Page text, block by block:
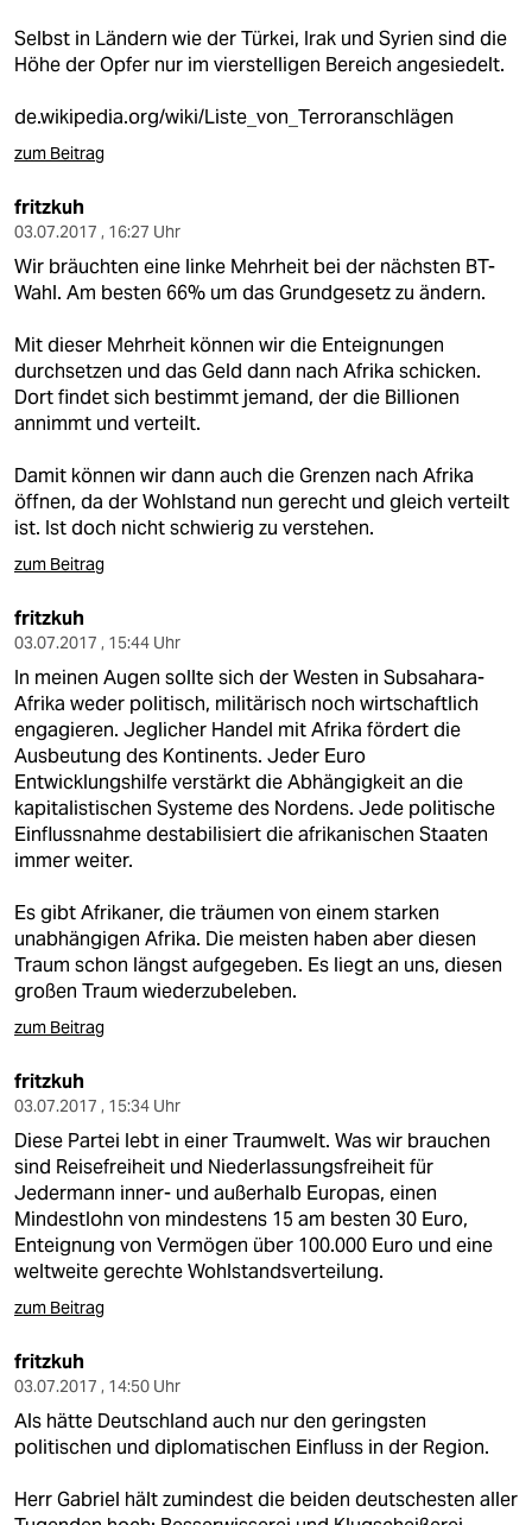
Selbst in Ländern wie der Türkei, Irak und Syrien sind die
Höhe der Opfer nur im vierstelligen Bereich angesiedelt.
de.wikipedia.org/wiki/Liste_von_Terroranschlägen
zum Beitrag
fritzkuh
03.07.2017 , 16:27 Uhr
Wir bräuchten eine linke Mehrheit bei der nächsten BT-
Wahl. Am besten 66% um das Grundgesetz zu ändern.
Mit dieser Mehrheit können wir die Enteignungen
durchsetzen und das Geld dann nach Afrika schicken.
Dort findet sich bestimmt jemand, der die Billionen
annimmt und verteilt.
Damit können wir dann auch die Grenzen nach Afrika
öffnen, da der Wohlstand nun gerecht und gleich verteilt
ist. Ist doch nicht schwierig zu verstehen.
zum Beitrag
fritzkuh
03.07.2017 , 15:44 Uhr
In meinen Augen sollte sich der Westen in Subsahara-
Afrika weder politisch, militärisch noch wirtschaftlich
engagieren. Jeglicher Handel mit Afrika fördert die
Ausbeutung des Kontinents. Jeder Euro
Entwicklungshilfe verstärkt die Abhängigkeit an die
kapitalistischen Systeme des Nordens. Jede politische
Einflussnahme destabilisiert die afrikanischen Staaten
immer weiter.
Es gibt Afrikaner, die träumen von einem starken
unabhängigen Afrika. Die meisten haben aber diesen
Traum schon längst aufgegeben. Es liegt an uns, diesen
großen Traum wiederzubeleben.
zum Beitrag
fritzkuh
03.07.2017 , 15:34 Uhr
Diese Partei lebt in einer Traumwelt. Was wir brauchen
sind Reisefreiheit und Niederlassungsfreiheit für
Jedermann inner- und außerhalb Europas, einen
Mindestlohn von mindestens 15 am besten 30 Euro,
Enteignung von Vermögen über 100.000 Euro und eine
weltweite gerechte Wohlstandsverteilung.
zum Beitrag
fritzkuh
03.07.2017 , 14:50 Uhr
Als hätte Deutschland auch nur den geringsten
politischen und diplomatischen Einfluss in der Region.
Herr Gabriel hält zumindest die beiden deutschesten aller